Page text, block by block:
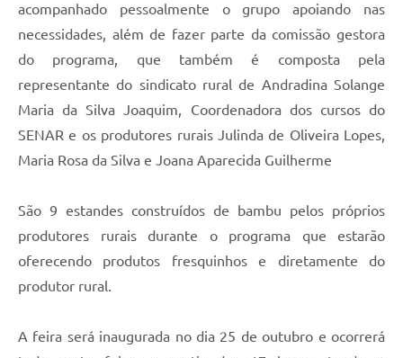
acompanhado pessoalmente o grupo apoiando nas
necessidades, além de fazer parte da comissão gestora
do programa, que também é composta pela
representante do sindicato rural de Andradina Solange
Maria da Silva Joaquim, Coordenadora dos cursos do
SENAR e os produtores rurais Julinda de Oliveira Lopes,
Maria Rosa da Silva e Joana Aparecida Guilherme
São 9 estandes construídos de bambu pelos próprios
produtores rurais durante o programa que estarão
oferecendo produtos fresquinhos e diretamente do
produtor rural.
A feira será inaugurada no dia 25 de outubro e ocorrerá